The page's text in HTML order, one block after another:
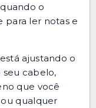
o
para ler notas e
ajustando o
cabelo,
que você
qualquer